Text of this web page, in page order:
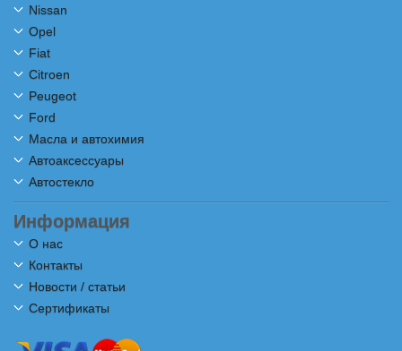
Nissan
Opel
Fiat
Citroen
Peugeot
Ford
Масла и автохимия
Автоаксессуары
Автостекло
Информация
О нас
Контакты
Новости / статьи
Сертификаты